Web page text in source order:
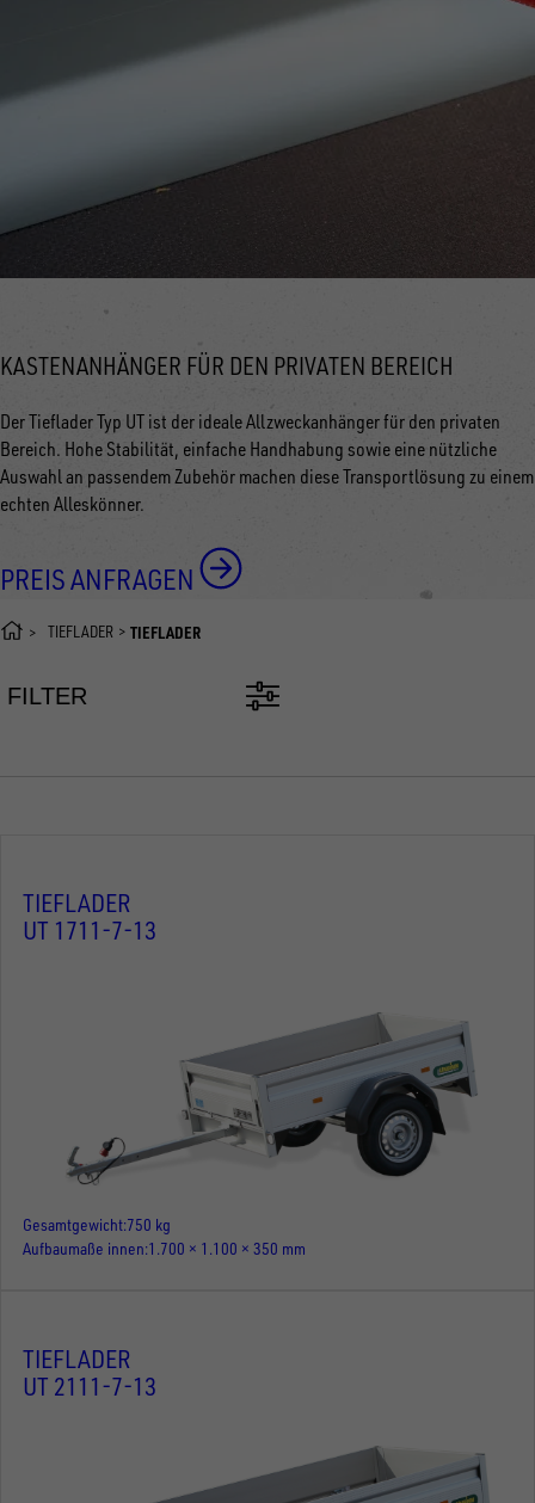
KASTENANHÄNGER FÜR DEN PRIVATEN BEREICH
Der Tieflader Typ UT ist der ideale Allzweckanhänger für den privaten
Bereich. Hohe Stabilität, einfache Handhabung sowie eine nützliche
Auswahl an passendem Zubehör machen diese Transportlösung zu einem
echten Alleskönner.
PREIS ANFRAGEN
TIEFLADER TIEFLADER
FILTER
TIEFLADER
UT 1711-7-13
Gesamtgewicht 750 kg
Aufbaumaße innen 1.700 × 1.100 × 350 mm
TIEFLADER
UT 2111-7-13